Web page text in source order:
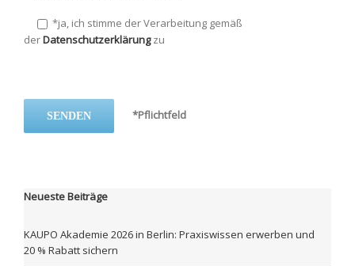
*ja, ich stimme der Verarbeitung gemäß
derDatenschutzerklärungzu
*Pflichtfeld
Neueste Beiträge
KAUPO Akademie 2026 in Berlin: Praxiswissen erwerben und
20 % Rabatt sichern